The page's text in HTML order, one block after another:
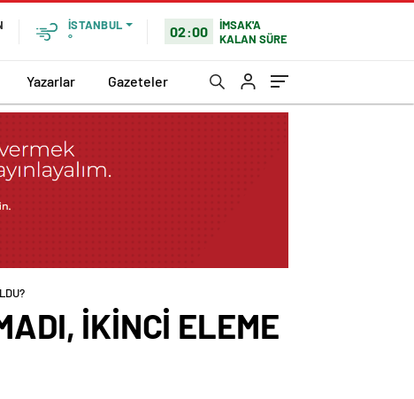
İSTANBUL
°
02:00
İMSAK'A
KALAN SÜRE
Yazarlar Gazeteler
İKİNCİ ELEME